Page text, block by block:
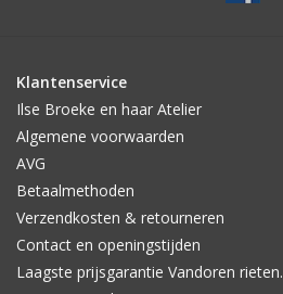
Klantenservice
Ilse Broeke en haar Atelier
Algemene voorwaarden
AVG
Betaalmethoden
Verzendkosten & retourneren
Contact en openingstijden
Laagste prijsgarantie Vandoren rieten.